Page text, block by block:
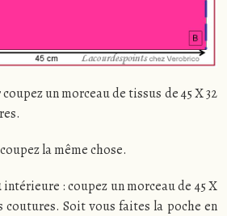
un morceau de tissus de 45 X 32
la même chose.
intérieure : coupez un morceau de 45 X
coutures. Soit vous faites la poche en